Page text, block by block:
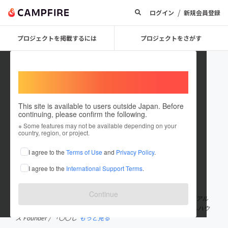
ログイン / 新規会員登録
プロジェクトを掲載するには プロジェクトをさがす
This site is available to users outside Japan. Before
continuing, please confirm the following.
※ Some features may not be available depending on your
country, region, or project.
I agree to the Terms of Use and Privacy Policy.
I agree to the International Support Terms.
Continue
YuichiHasegawa
これまでに16回支援して3件のプロジェクトを投稿しています
在住国：日本 現在地：長野県
出身国：日本 出身地：神奈川県
みんなの部室 部長/ イイココ･インキュベーション 代表/ リバ邸 北アル
プス＆リバ邸 まつもと運営/ カフェかもしか オーナー/ ぎゅーぱんハウ
ス Founder / 「〇〇し もっと見る